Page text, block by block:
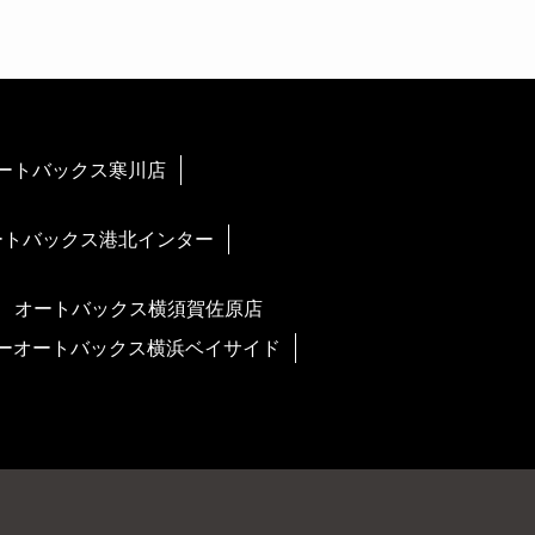
トバックス寒川店
バックス港北インター
オートバックス横須賀佐原店
オートバックス横浜ベイサイド